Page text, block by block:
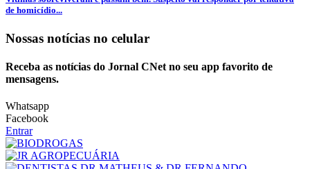
de homicídio...
Nossas notícias no celular
Receba as notícias do Jornal CNet no seu app favorito de
mensagens.
Whatsapp
Facebook
Entrar